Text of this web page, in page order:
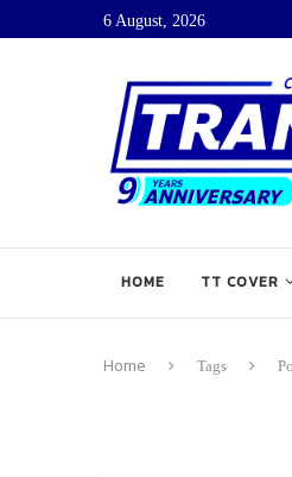
6 August, 2026
HOME TT COVER
Home Tags